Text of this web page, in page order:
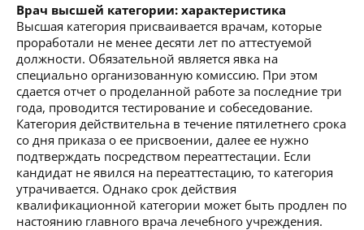
Врач высшей категории: характеристика
Высшая категория присваивается врачам, которые
проработали не менее десяти лет по аттестуемой
должности. Обязательной является явка на
специально организованную комиссию. При этом
сдается отчет о проделанной работе за последние три
года, проводится тестирование и собеседование.
Категория действительна в течение пятилетнего срока
со дня приказа о ее присвоении, далее ее нужно
подтверждать посредством переаттестации. Если
кандидат не явился на переаттестацию, то категория
утрачивается. Однако срок действия
квалификационной категории может быть продлен по
настоянию главного врача лечебного учреждения.